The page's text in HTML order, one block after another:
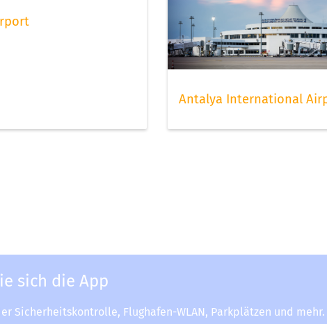
Antalya International
sich die App
Sicherheitskontrolle, Flughafen-WLAN, Parkplätzen und mehr.